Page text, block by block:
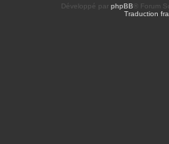
Développé par phpBB ® Forum
Traduction